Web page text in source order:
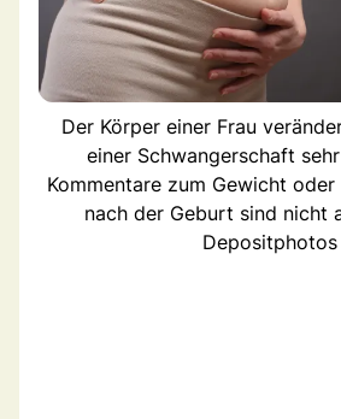
Der Körper einer Frau
einer Schwangerschaft
Kommentare zum Gewicht oder
nach der Geburt sind nicht
Depositphotos